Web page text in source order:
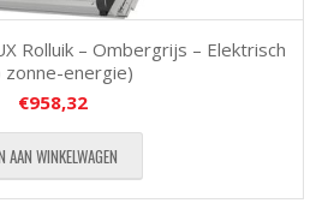
Rolluik – Ombergrijs – Elektrisch
zonne-energie)
€958,32
AAN WINKELWAGEN